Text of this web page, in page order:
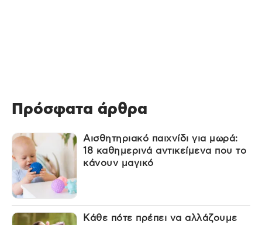
Πρόσφατα άρθρα
Αισθητηριακό παιχνίδι για μωρά:
18 καθημερινά αντικείμενα που το
κάνουν μαγικό
Κάθε πότε πρέπει να αλλάζουμε